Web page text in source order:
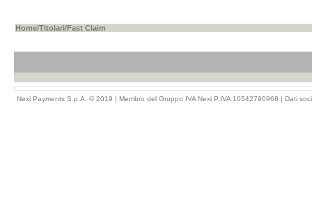
Home/Titolari/Fast Claim
Nexi Payments S.p.A. © 2019 | Membro del Gruppo IVA Nexi P.IVA 10542790968 | Dati